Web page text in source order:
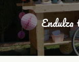
Endulza